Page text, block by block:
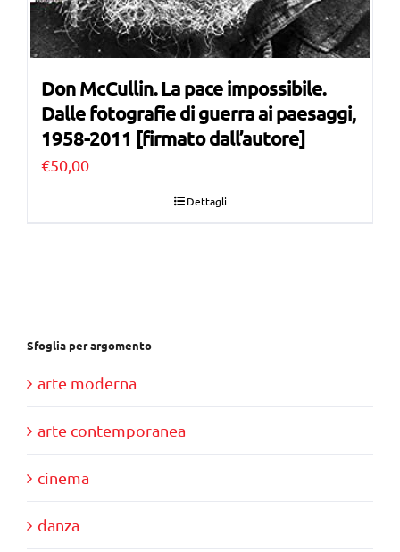
Don McCullin. La pace impossibile.
Dalle fotografie di guerra ai paesaggi,
1958-2011 [firmato dall’autore]
€50,00
Dettagli
Sfoglia per argomento
arte moderna
arte contemporanea
cinema
danza